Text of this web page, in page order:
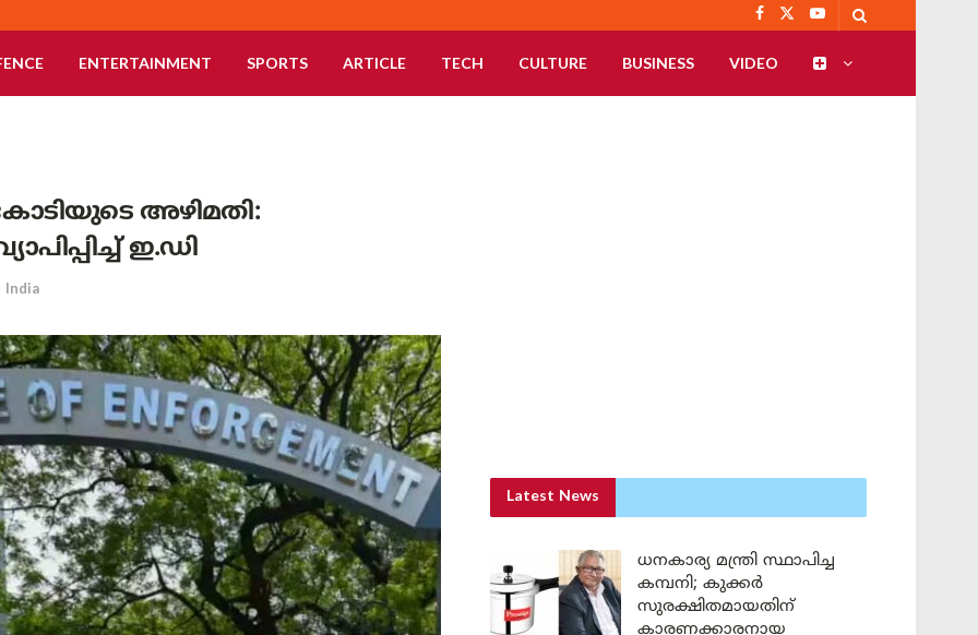
ENTERTAINMENT SPORTS ARTICLE TECH CULTURE BUSINESS VIDEO
അഴിമതി:
ഇ.ഡി
India
Latest News
ധനകാര്യ മന്ത്രി സ്ഥാപിച്ച
കമ്പനി; കുക്കർ
സുരക്ഷിതമായതിന്
കാരണക്കാരനായ